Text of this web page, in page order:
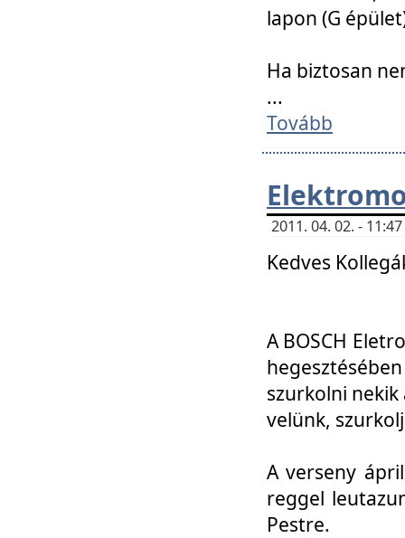
lapon (G
Ha biztosan
...
Tovább
2011. 04. 02. -
Kedves
A BOSCH
szurkolni
velünk,
A verseny
reggel
Pestre.